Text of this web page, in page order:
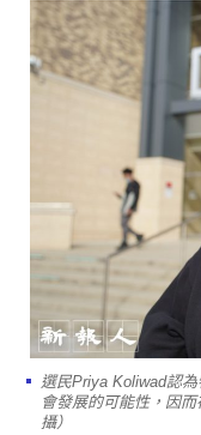
選民Priya Koliwad認
會發展的可能性，因
攝）